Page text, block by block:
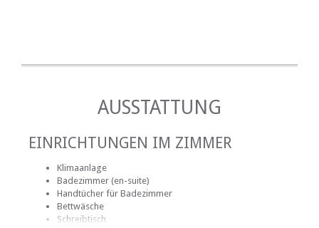
AUSSTATTUNG
EINRICHTUNGEN IM ZIMMER
Klimaanlage
Badezimmer (en-suite)
Handtücher für Badezimmer
Bettwäsche
Schreibtisch